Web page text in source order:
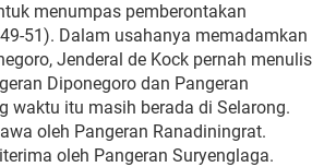
menumpas pemberontakan
51). Dalam usahanya memadamkan
Jenderal de Kock pernah menulis
Diponegoro dan Pangeran
waktu itu masih berada di Selarong.
oleh Pangeran Ranadiningrat.
oleh Pangeran Suryenglaga.